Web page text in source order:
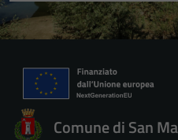
Comune di San